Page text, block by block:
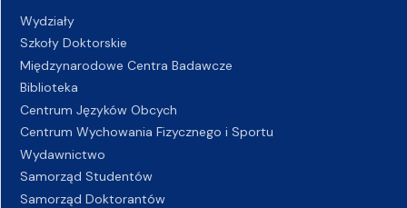
Wydziały
Szkoły Doktorskie
Międzynarodowe Centra Badawcze
Biblioteka
Centrum Języków Obcych
Centrum Wychowania Fizycznego i Sportu
Wydawnictwo
Samorząd Studentów
Samorząd Doktorantów